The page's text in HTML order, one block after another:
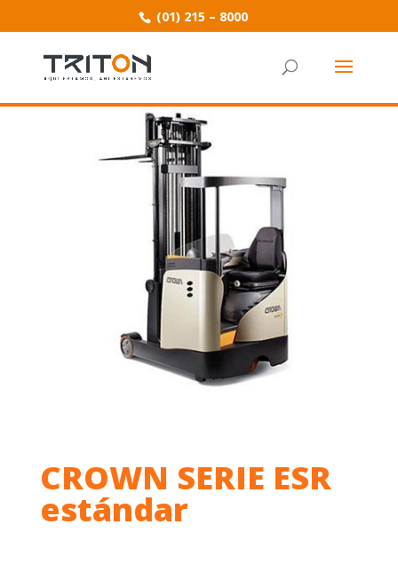
(01) 215 – 8000
CROWN SERIE ESR
estándar